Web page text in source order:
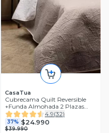
CasaTua
Cubrecama Quilt Reversible
+Funda Almohada 2 Plazas
240x230
4.9(32)
37% $24.990
$39.990